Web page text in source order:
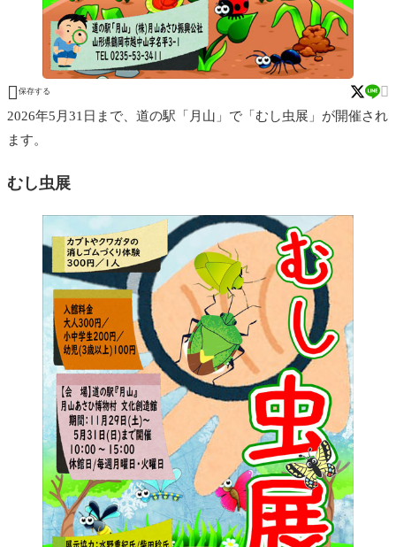
 保存する 
2026年5月31日まで、道の駅「月山」で「むし虫展」が開催され
ます。
むし虫展